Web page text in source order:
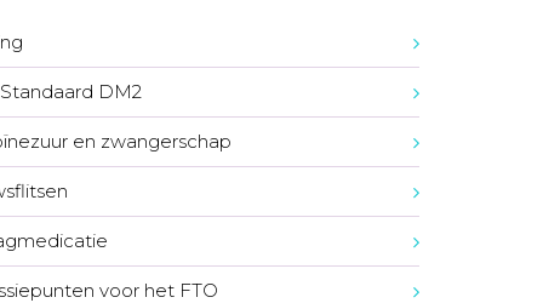
DM2
en zwangerschap
voor het FTO